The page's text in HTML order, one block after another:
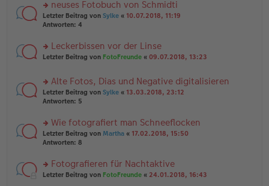
ei
tr
a
e
n
er
ei
tr
u
n
g
es
e
n
B
ei
tr
a
rs
te
n
g
es
e
n
er
ei
tr
a
neuses Fotobuch von Schmidti
Letzter Beitrag von Sylke « 10.07.2018, 11:19
Antworten: 4
rs
u
n
g
es
e
n
er
ei
tr
Leckerbissen vor der Linse
Letzter Beitrag von FotoFreunde « 09.07.2018, 13:23
rs
te
n
g
el
e
n
Alte Fotos, Dias und Negative digitalisieren
Letzter Beitrag von Sylke « 13.03.2018, 23:12
Antworten: 5
rs
te
n
g
Wie fotografiert man Schneeflocken
Letzter Beitrag von Martha « 17.02.2018, 15:50
Antworten: 8
rs
Fotografieren für Nachtaktive
Letzter Beitrag von FotoFreunde « 24.01.2018, 16:43